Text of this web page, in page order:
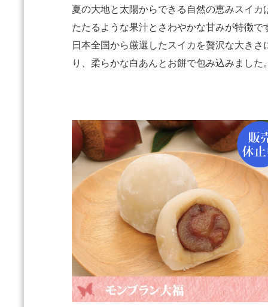
夏の大地と太陽からできる自然の恵みスイカ
たたるような果汁とさわやかな甘みが特徴で
日本全国から厳選したスイカを贅沢な大きさ
り、柔らかな白あんとお餅で包み込みました